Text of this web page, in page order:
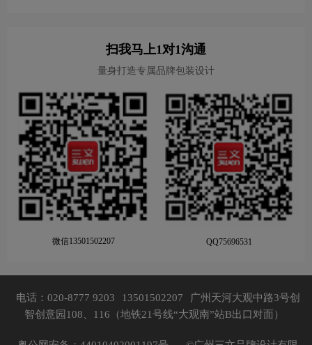
扫我马上1对1沟通
量身打造专属品牌包装设计
微信13501502207 QQ75696531
电话：020-8777 9203 13501502207
广州天河大观中路3号创
智创意园108、116（地铁21号线“大观南”站B出口对面）